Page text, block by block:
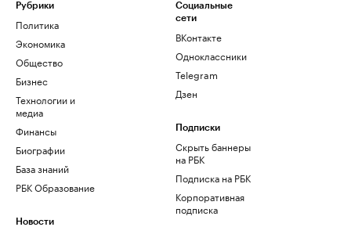
Рубрики
Политика
Экономика
Общество
Бизнес
Технологии и
медиа
Финансы
Биографии
База знаний
РБК Образование
Новости
Социальные
сети
ВКонтакте
Одноклассники
Telegram
Дзен
Подписки
Скрыть баннеры
на РБК
Подписка на РБК
Корпоративная
подписка